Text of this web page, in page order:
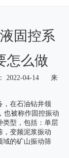
固控系
怎么做
2022-04-14 来
，在石油钻井领
也被称作固控振动
类型，包括：单层
，变频泥浆振动
域的矿山振动筛